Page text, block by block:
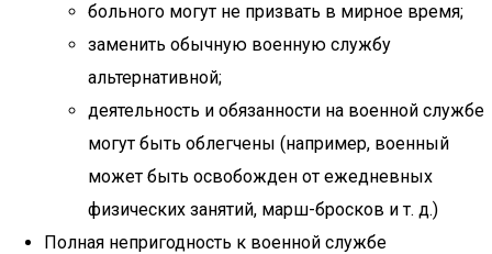
больного могут не призвать в мирное время;
заменить обычную военную службу
альтернативной;
деятельность и обязанности на военной службе
могут быть облегчены (например, военный
может быть освобожден от ежедневных
физических занятий, марш-бросков и т. д.)
Полная непригодность к военной службе